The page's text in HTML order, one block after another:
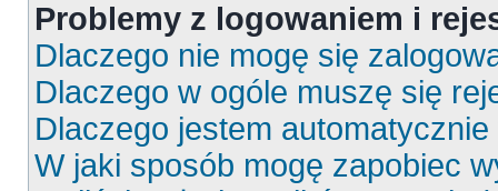
Problemy z logowaniem i
Dlaczego nie mogę się
Dlaczego w ogóle muszę się
Dlaczego jestem
W jaki sposób mogę zapobiec